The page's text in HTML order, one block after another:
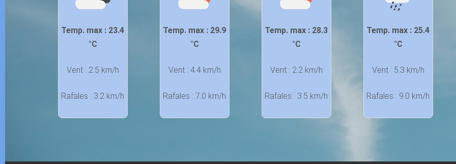
Temp. max : 23.4
°C
Vent : 2.5 km/h
Rafales : 3.2 km/h
Temp. max : 29.9
°C
Vent : 4.4 km/h
Rafales : 7.0 km/h
Temp. max : 28.3
°C
Vent : 2.2 km/h
Rafales : 3.5 km/h
Temp. max : 25.4
°C
Vent : 5.3 km/h
Rafales : 9.0 km/h